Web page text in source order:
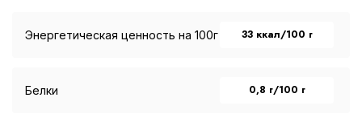
Энергетическая ценность на 100г 33 ккал/100 г
Белки 0,8 г/100 г